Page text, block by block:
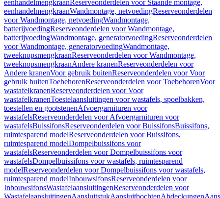
eenhandelmengkraanReserveonderdelen voor Staande montage,
eenhandelmengkraanWandmontage, netvoedingReserveonderdelen
voor Wandmontage, netvoedingWandmontage,
batterijvoedingReserveonderdelen voor Wandmontage,
batterijvoedingWandmontage, generatorvoedingReserveonderdelen
voor Wandmontage, generatorvoedingWandmontage,
tweeknopsmengkraanReserveonderdelen voor Wandmontage,
tweeknopsmengkraanAndere kranenReserveonderdelen voor
Andere kranenVoor gebruik buitenReserveonderdelen voor Voor
gebruik buitenToebehorenReserveonderdelen voor ToebehorenVoor
wastafelkranenReserveonderdelen voor Voor
wastafelkranenToestelaansluitingen voor wastafels, spoelbakken,
toestellen en gootstenenAfvoergarnituren voor
wastafelsReserveonderdelen voor Afvoergarnituren voor
wastafelsBuissifonsReserveonderdelen voor BuissifonsBuissifons,
ruimtesparend modelReserveonderdelen voor Buissifons,
ruimtesparend modelDompelbuissifons voor
wastafelsReserveonderdelen voor Dompelbuissifons voor
wastafelsDompelbuissifons voor wastafels, ruimtesparend
modelReserveonderdelen voor Dompelbuissifons voor wastafels,
ruimtesparend modelInbouwsifonsReserveonderdelen voor
InbouwsifonsWastafelaansluitingenReserveonderdelen voor
WastafelaansluitingenAansluitstukAansluitbochtenAbdeckungen